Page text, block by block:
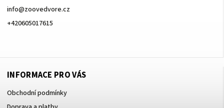
info@zoovedvore.cz
+420605017615
INFORMACE PRO VÁS
Obchodní podmínky